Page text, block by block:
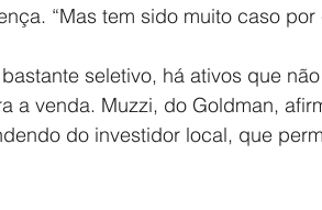
“Mas tem sido muito caso por
seletivo, há ativos que
a venda. Muzzi, do Goldman,
do investidor local, que